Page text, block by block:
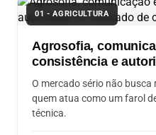
01 - AGRICULTURA
Agrosofia,
consistência e
contratações
O mercado sério não
quem atua como um farol
técnica.